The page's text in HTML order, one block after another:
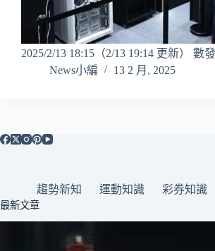
2025/2/13 18:15（2/13 19:14 更新） 數
News小編
13 2 月, 2025
趨勢新知 運動知識 彩券知識
最新文章